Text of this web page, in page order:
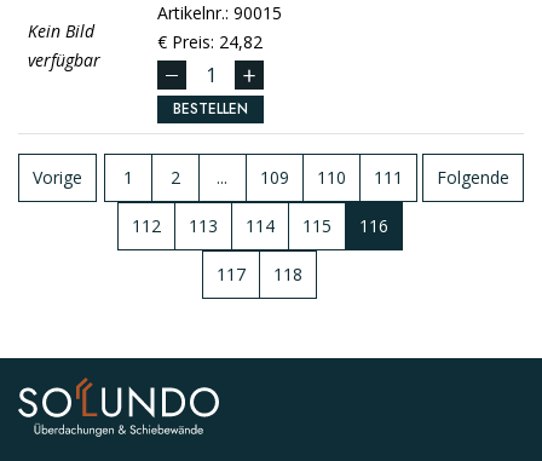
Kein Bild
verfügbar
Artikelnr.: 90015
€ Preis: 24,82
BESTELLEN
Vorige 1 2 ... 109 110 111
112 113 114 115 116
117 118
Folgende